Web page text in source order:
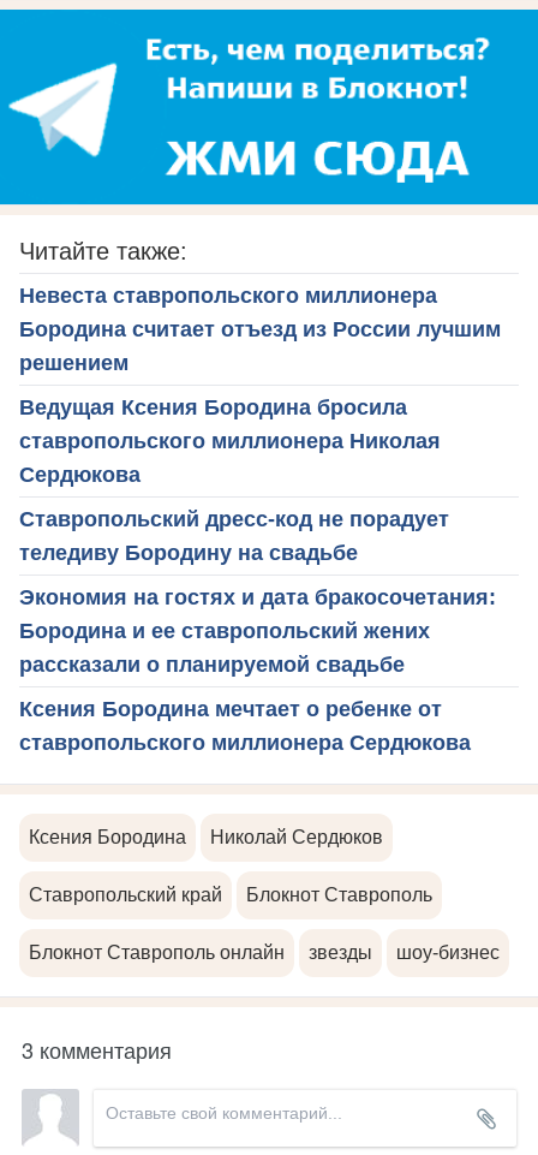
Читайте также:
Невеста ставропольского миллионера
Бородина считает отъезд из России лучшим
решением
Ведущая Ксения Бородина бросила
ставропольского миллионера Николая
Сердюкова
Ставропольский дресс-код не порадует
теледиву Бородину на свадьбе
Экономия на гостях и дата бракосочетания:
Бородина и ее ставропольский жених
рассказали о планируемой свадьбе
Ксения Бородина мечтает о ребенке от
ставропольского миллионера Сердюкова
Ксения Бородина Николай Сердюков
Ставропольский край Блокнот Ставрополь
Блокнот Ставрополь онлайн звезды шоу-бизнес
3 комментария